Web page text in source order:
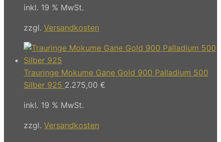
inkl. 19 % MwSt.
zzgl. Versandkosten
Trauringe Mokume Gane Gold 900 Palladium 500
Silber 925 2.275,00 €
inkl. 19 % MwSt.
zzgl. Versandkosten